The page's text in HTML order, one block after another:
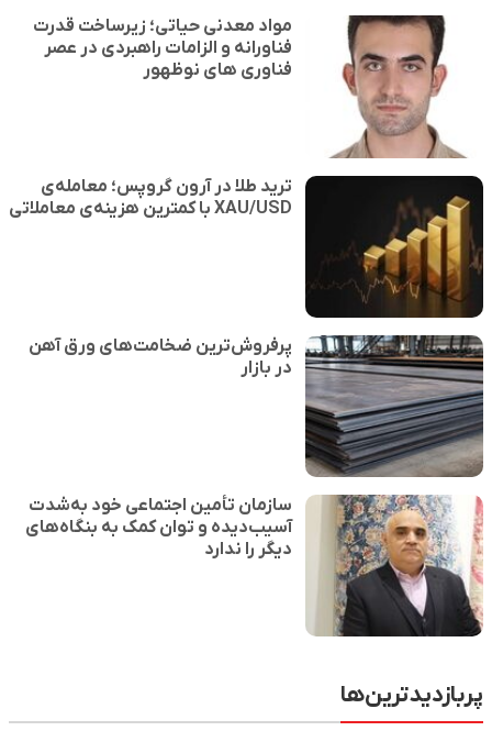
مواد معدنی حیاتی؛ زیرساخت قدرت
فناورانه و الزامات راهبردی در عصر
فناوری های نوظهور
ترید طلا در آرون گروپس؛ معامله‌ی
XAU/USD با کمترین هزینه‌ی معاملاتی
پرفروش‌ترین ضخامت‌ها‌ی ورق آهن
در بازار
سازمان تأمین اجتماعی خود به‌شدت
آسیب‌دیده و توان کمک به بنگاه‌های
دیگر را ندارد
پربازدیدترین‌ها